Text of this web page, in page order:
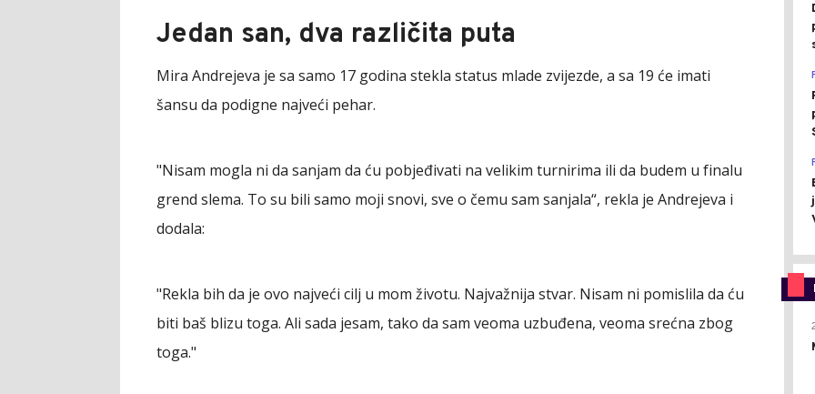
Jedan san, dva različita puta
Mira Andrejeva je sa samo 17 godina stekla status mlade zvijezde, a sa 19 će imati
šansu da podigne najveći pehar.
"Nisam mogla ni da sanjam da ću pobjeđivati na velikim turnirima ili da budem u finalu
grend slema. To su bili samo moji snovi, sve o čemu sam sanjala“, rekla je Andrejeva i
dodala:
"Rekla bih da je ovo najveći cilj u mom životu. Najvažnija stvar. Nisam ni pomislila da ću
biti baš blizu toga. Ali sada jesam, tako da sam veoma uzbuđena, veoma srećna zbog
toga."